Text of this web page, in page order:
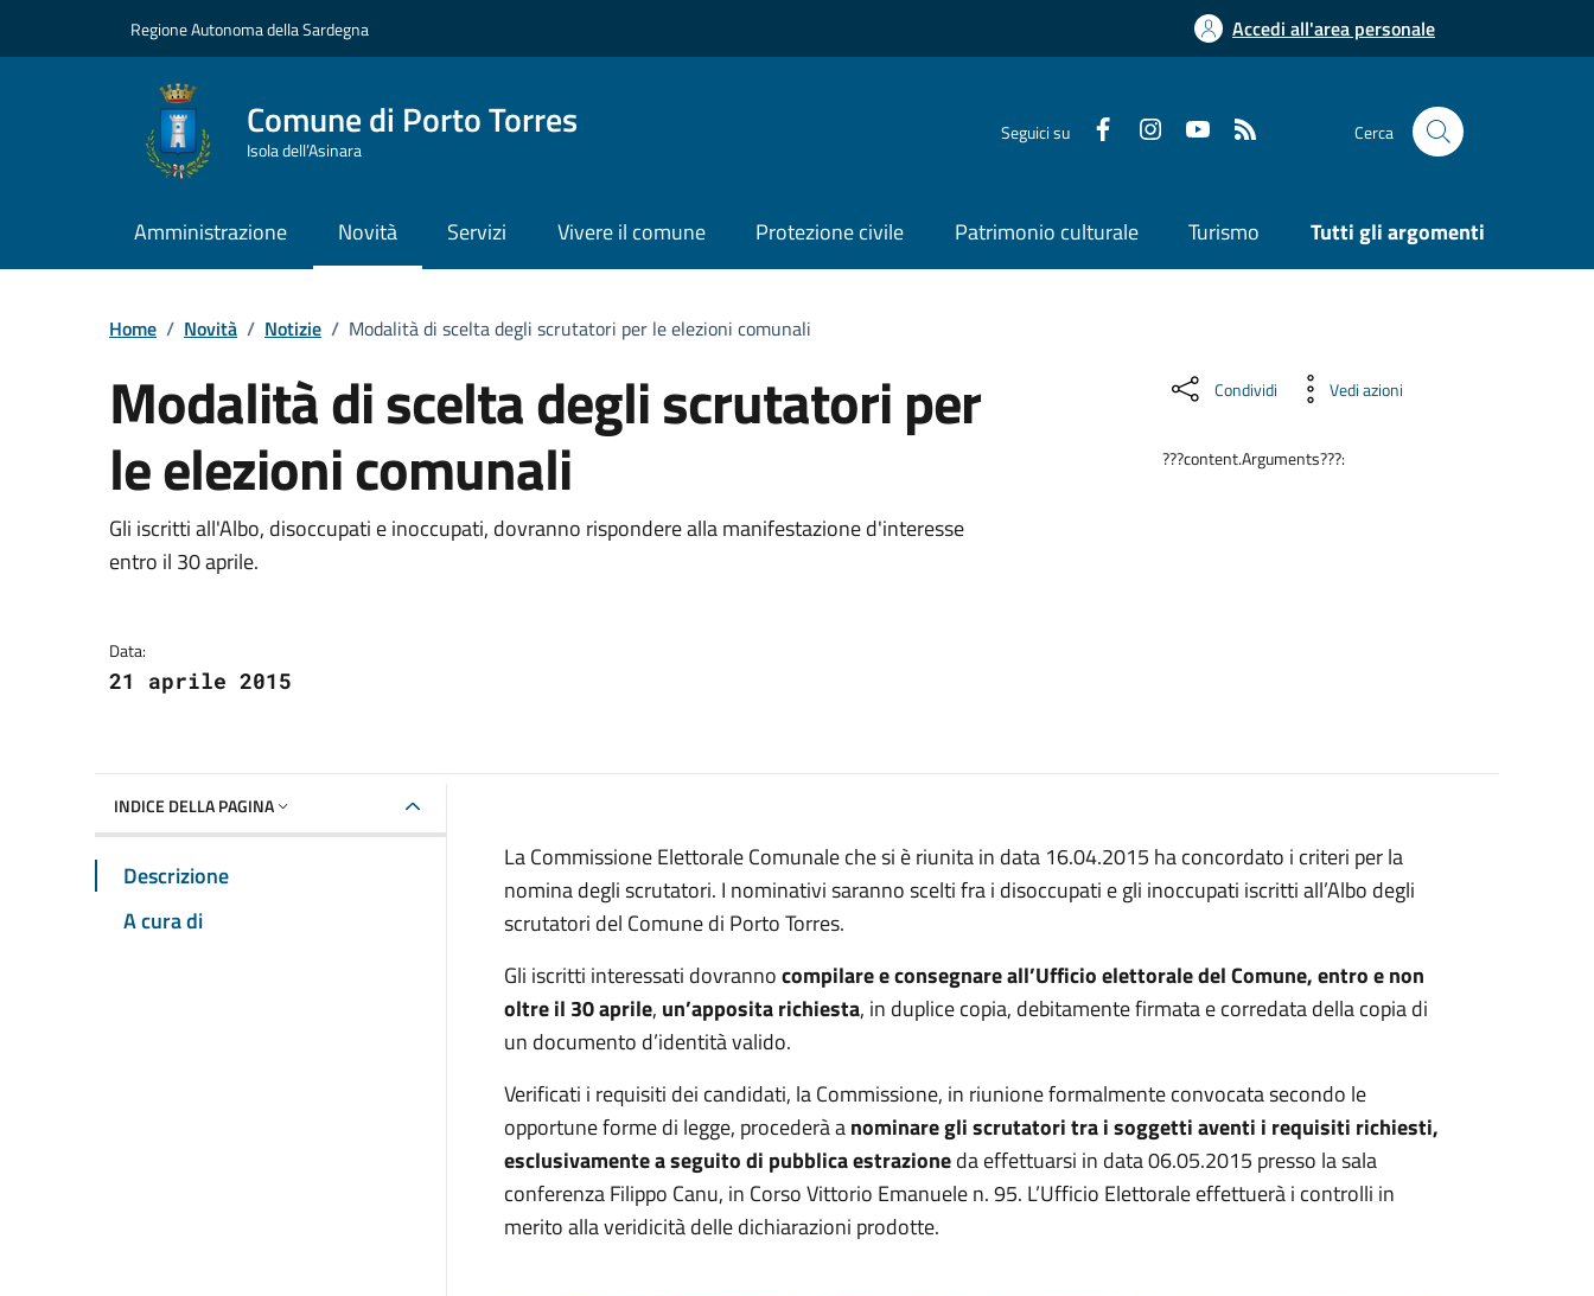
Regione Autonoma della Sardegna Accedi all'area personale
Comune di Porto Torres
Isola dell’Asinara
Seguici su Cerca
Amministrazione Novità Servizi Vivere il comune Protezione civile Patrimonio culturale Turismo Tutti gli argomenti
Home / Novità / Notizie / Modalità di scelta degli scrutatori per le elezioni comunali
Modalità di scelta degli scrutatori per
le elezioni comunali
Dettagli della notizia
Gli iscritti all'Albo, disoccupati e inoccupati, dovranno rispondere alla manifestazione d'interesse
entro il 30 aprile.
Data:
21 aprile 2015
Condividi Vedi azioni
???content.Arguments???:
INDICE DELLA PAGINA
Descrizione
A cura di
La Commissione Elettorale Comunale che si è riunita in data 16.04.2015 ha concordato i criteri per la
nomina degli scrutatori. I nominativi saranno scelti fra i disoccupati e gli inoccupati iscritti all’Albo degli
scrutatori del Comune di Porto Torres.
Gli iscritti interessati dovrannocompilare e consegnare all’Ufficio elettorale del Comune,entro e non
oltre il 30 aprile, un’apposita richiesta, in duplice copia, debitamente firmata e corredata della copia di
un documento d’identità valido.
Verificati i requisiti dei candidati, la Commissione, in riunione formalmente convocata secondo le
opportune forme di legge, procederà anominare gli scrutatori tra i soggetti aventi i requisiti richiesti,
esclusivamente a seguito di pubblica estrazioneda effettuarsi in data 06.05.2015 presso la sala
conferenza Filippo Canu, in Corso Vittorio Emanuele n. 95. L’Ufficio Elettorale effettuerà i controlli in
merito alla veridicità delle dichiarazioni prodotte.